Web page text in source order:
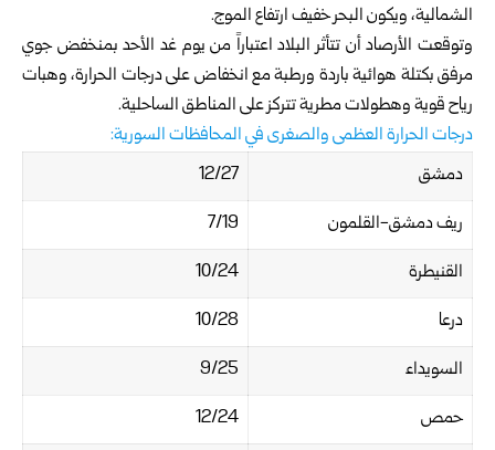
الشمالية، ويكون البحر خفيف ارتفاع الموج.
وتوقعت الأرصاد أن تتأثر البلاد اعتباراً من يوم غد الأحد بمنخفض جوي
مرفق بكتلة هوائية باردة ورطبة مع انخفاض على درجات الحرارة، وهبات
رياح قوية وهطولات مطرية تتركز على المناطق الساحلية.
درجات الحرارة العظمى والصغرى في المحافظات السورية:
دمشق
12/27
ريف دمشق-القلمون
7/19
القنيطرة
10/24
درعا
10/28
السويداء
9/25
حمص
12/24